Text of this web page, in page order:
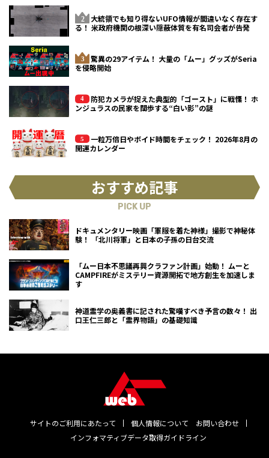
大統領でも知り得ないUFO情報が間違いなく存在す
る！ 米政府機関の根深い隠蔽体質を有名司会者が告発
驚異の29アイテム！ 大量の「ムー」グッズがSeria
を侵略開始
防犯カメラが捉えた典型的「ゴースト」に戦慄！ ホ
ンジュラスの民家を闊歩する“白い影”の謎
一粒万倍日やボイド時間をチェック！ 2026年8月の
開運カレンダー
おすすめ記事
PICK UP
ドキュメンタリー映画「軍服を着た神様」撮影で神秘体
験！ 「北川将軍」と日本の子孫の日台交流
「ムー日本不思議再興クラファン計画」始動！ ムーと
CAMPFIREがミステリー資源開拓で地方創生を加速しま
す
神道霊学の奥義書に記された驚嘆すべき予言の数々！ 出
口王仁三郎と「霊界物語」の基礎知識
サイトのご利用にあたって 個人情報について
お問い合わせ
インフォマティブデータ取得ガイドライン